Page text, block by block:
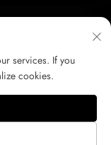
Tous droits
d'utilisation
services. If you
cookies.